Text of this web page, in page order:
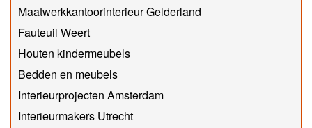
Maatwerkkantoorinterieur Gelderland
Fauteuil Weert
Houten kindermeubels
Bedden en meubels
Interieurprojecten Amsterdam
Interieurmakers Utrecht